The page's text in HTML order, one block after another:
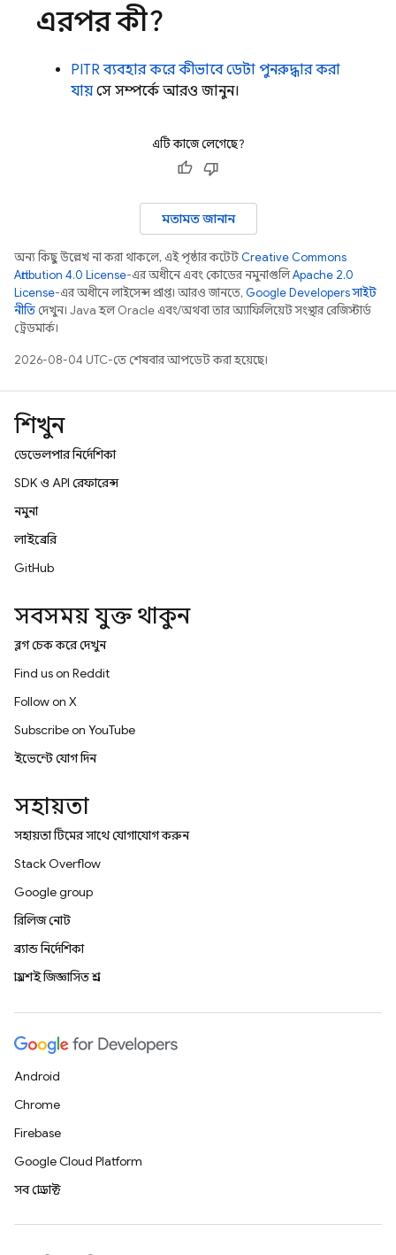
এরপর কী?
PITR ব্যবহার করে কীভাবে ডেটা পুনরুদ্ধার করা
যায় সে সম্পর্কে আরও জানুন।
এটি কাজে লেগেছে?
মতামত জানান
অন্য কিছু উল্লেখ না করা থাকলে, এই পৃষ্ঠার কন্টেন্টCreative Commons
Attribution 4.0 License-এর অধীনে এবং কোডের নমুনাগুলিApache 2.0
License-এর অধীনে লাইসেন্স প্রাপ্ত। আরও জানতে,Google Developers সাইট
নীতি দেখুন। Java হল Oracle এবং/অথবা তার অ্যাফিলিয়েট সংস্থার রেজিস্টার্ড
ট্রেডমার্ক।
2026-08-04 UTC-তে শেষবার আপডেট করা হয়েছে।
শিখুন
ডেভেলপার নির্দেশিকা
SDK ও API রেফারেন্স
নমুনা
লাইব্রেরি
GitHub
সবসময় যুক্ত থাকুন
ব্লগ চেক করে দেখুন
Find us on Reddit
Follow on X
Subscribe on YouTube
ইভেন্টে যোগ দিন
সহায়তা
সহায়তা টিমের সাথে যোগাযোগ করুন
Stack Overflow
Google group
রিলিজ নোট
ব্র্যান্ড নির্দেশিকা
প্রায়শই জিজ্ঞাসিত প্রশ্ন
Android
Chrome
Firebase
Google Cloud Platform
সব প্রোডাক্ট